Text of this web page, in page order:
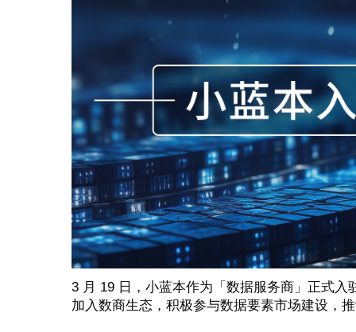
3 月 19 日，小蓝本作为「数据服务商」正式入
加入数商生态，积极参与数据要素市场建设，